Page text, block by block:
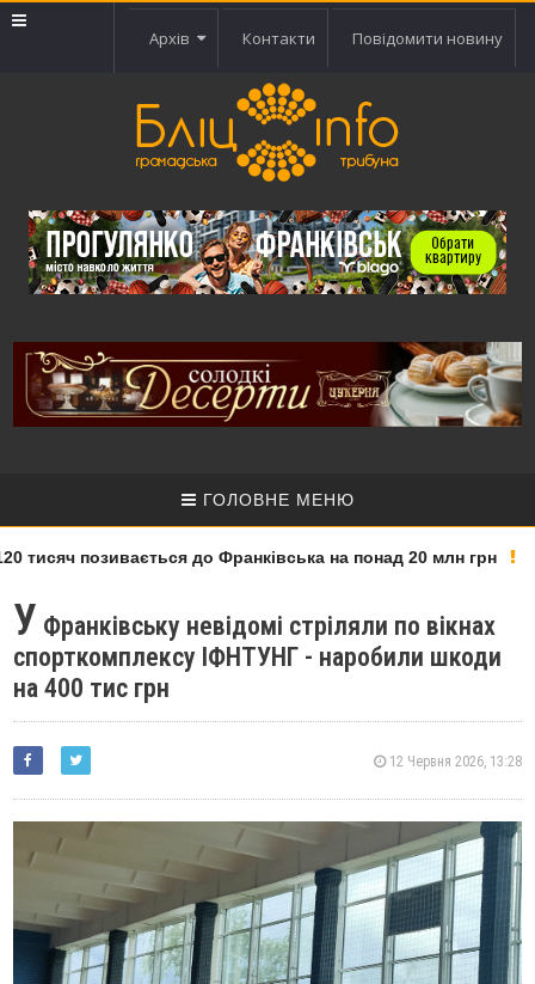
Архів Контакти Повідомити новину
ГОЛОВНЕ МЕНЮ
позивається до Франківська на понад 20 млн грн
У Франківську невідомі стріляли по вікнах
спорткомплексу ІФНТУНГ - наробили шкоди
на 400 тис грн
12 Червня 2026, 13:28